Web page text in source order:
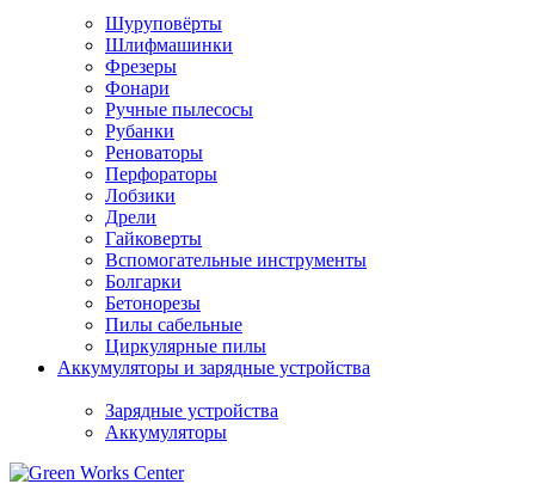
Шуруповёрты
Шлифмашинки
Фрезеры
Фонари
Ручные пылесосы
Рубанки
Реноваторы
Перфораторы
Лобзики
Дрели
Гайковерты
Вспомогательные инструменты
Болгарки
Бетонорезы
Пилы сабельные
Циркулярные пилы
Аккумуляторы и зарядные устройства
Зарядные устройства
Аккумуляторы